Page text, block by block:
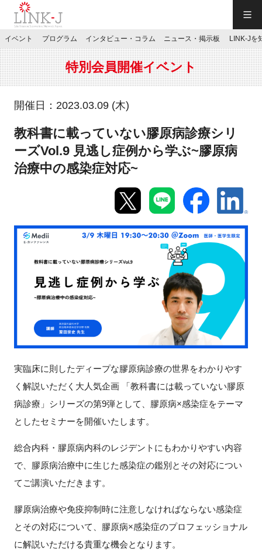
JP／EN
特別会員専用メニュー
施設ご予約
マイページ
新規登録
プログラム
ニュース・掲示板
特別会員
FAQ
イベント プログラム インタビュー・コラム ニュース・掲示板 LINK-Jを
特別会員開催イベント
開催日：2023.03.09 (木)
教科書に載っていない膠原病診療シリ
ーズVol.9 見逃し症例から学ぶ~膠原病
治療中の感染症対応~
実臨床に則したディープな膠原病診療の世界をわかりやす
く解説いただく大人気企画 「教科書には載っていない膠原
病診療」シリーズの第9弾として、膠原病×感染症をテーマ
としたセミナーを開催いたします。
総合内科・膠原病内科のレジデントにもわかりやすい内容
で、膠原病治療中に生じた感染症の鑑別とその対応につい
てご講演いただきます。
膠原病治療や免疫抑制時に注意しなければならない感染症
とその対応について、膠原病×感染症のプロフェッショナル
に解説いただける貴重な機会となります。